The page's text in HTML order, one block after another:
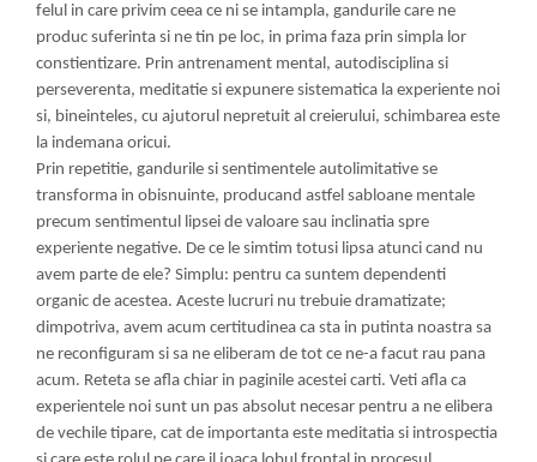
felul in care privim ceea ce ni se intampla, gandurile care ne
produc suferinta si ne tin pe loc, in prima faza prin simpla lor
constientizare. Prin antrenament mental, autodisciplina si
perseverenta, meditatie si expunere sistematica la experiente noi
si, bineinteles, cu ajutorul nepretuit al creierului, schimbarea este
la indemana oricui.
Prin repetitie, gandurile si sentimentele autolimitative se
transforma in obisnuinte, producand astfel sabloane mentale
precum sentimentul lipsei de valoare sau inclinatia spre
experiente negative. De ce le simtim totusi lipsa atunci cand nu
avem parte de ele? Simplu: pentru ca suntem dependenti
organic de acestea. Aceste lucruri nu trebuie dramatizate;
dimpotriva, avem acum certitudinea ca sta in putinta noastra sa
ne reconfiguram si sa ne eliberam de tot ce ne-a facut rau pana
acum. Reteta se afla chiar in paginile acestei carti. Veti afla ca
experientele noi sunt un pas absolut necesar pentru a ne elibera
de vechile tipare, cat de importanta este meditatia si introspectia